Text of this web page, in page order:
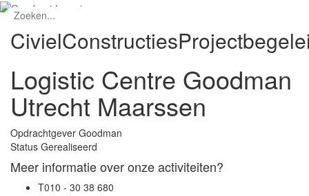
CivielConstructies
Logistic Centre Goodman
Utrecht Maarssen
Opdrachtgever Goodman
Status Gerealiseerd
Meer informatie over onze activiteiten?
T010 - 30 38 680